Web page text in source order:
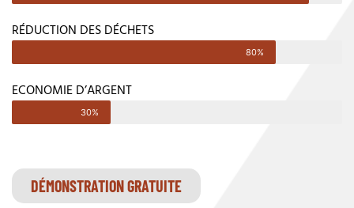
RÉDUCTION DES DÉCHETS
80%
ECONOMIE D’ARGENT
30%
DÉMONSTRATION GRATUITE